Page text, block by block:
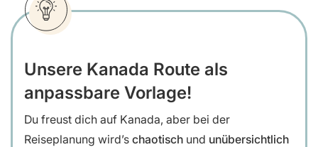
Unsere Kanada Route als
anpassbare Vorlage!
Du freust dich auf Kanada, aber bei der
Reiseplanung wird’s chaotisch und unübersichtlich